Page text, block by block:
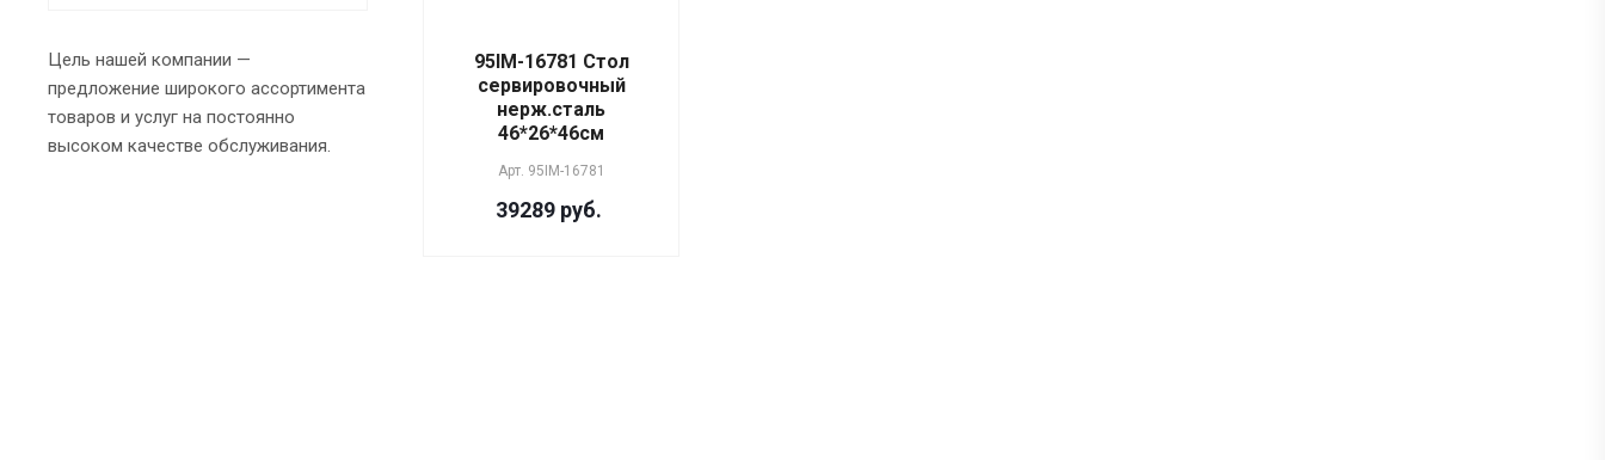
95IM-16781 Стол
сервировочный
нерж.сталь
46*26*46см
Арт. 95IM-16781
39289 руб.
Цель нашей компании —
предложение широкого ассортимента
товаров и услуг на постоянно
высоком качестве обслуживания.